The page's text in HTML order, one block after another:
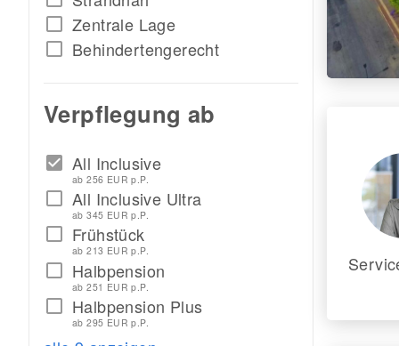
check_box_outline_blank Zentrale Lage
check_box_outline_blank Behindertengerecht
Verpflegung ab
check_box All Inclusive
ab 256 EUR p.P.
check_box_outline_blank All Inclusive Ultra
ab 345 EUR p.P.
check_box_outline_blank Frühstück
ab 213 EUR p.P.
check_box_outline_blank Halbpension
ab 251 EUR p.P.
check_box_outline_blank Halbpension Plus
ab 295 EUR p.P.